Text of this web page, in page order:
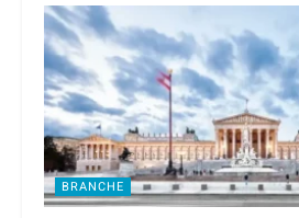
BRANCHE